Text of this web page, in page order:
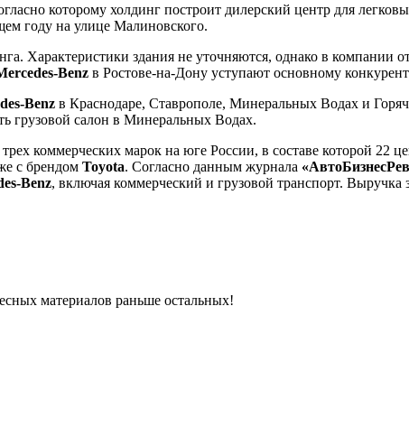
которому холдинг построит дилерский центр для
году на улице Малиновского.
Характеристики здания не уточняются, однако в
Benz в Ростове-на-Дону уступают основному
Benz в Краснодаре, Ставрополе, Минеральных Водах и
грузовой салон в Минеральных Водах.
коммерческих марок на юге России, в составе которой 22
с брендом Toyota. Согласно данным журнала
Benz, включая коммерческий и грузовой транспорт.
материалов раньше остальных!